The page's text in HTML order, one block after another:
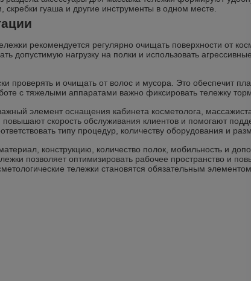
скребки гуаша и другие инструменты в одном месте.
рекомендуется регулярно очищать поверхности от
допустимую нагрузку на полки и использовать
проверять и очищать от волос и мусора. Это обеспечит
с тяжелыми аппаратами важно фиксировать тележку
элемент оснащения кабинета косметолога,
скорость обслуживания клиентов и помогают
типу процедур, количеству оборудования и
конструкцию, количество полок, мобильность и
позволяет оптимизировать рабочее пространство и
тележки становятся обязательным